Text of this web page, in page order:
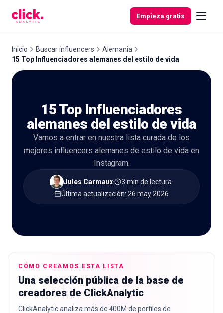
Empieza gratis
Herramientas
gratuitas
🇪🇸ES
Inicio Buscar influencers
Alemania
15 Top Influenciadores alemanes del estilo de vida
15 Top Influenciadores
alemanes del estilo de vida
Vamos a entrar en nuestra lista curada de los
mejores influencers alemanes de estilo de vida en
Instagram.
Jules Carmaux· 3 min de lectura·
Última actualización: 26 may 2026
CÓMO CREAMOS ESTA LISTA
Una selección pública de la base de
creadores de ClickAnalytic
ClickAnalytic analiza más de 400M de perfiles de